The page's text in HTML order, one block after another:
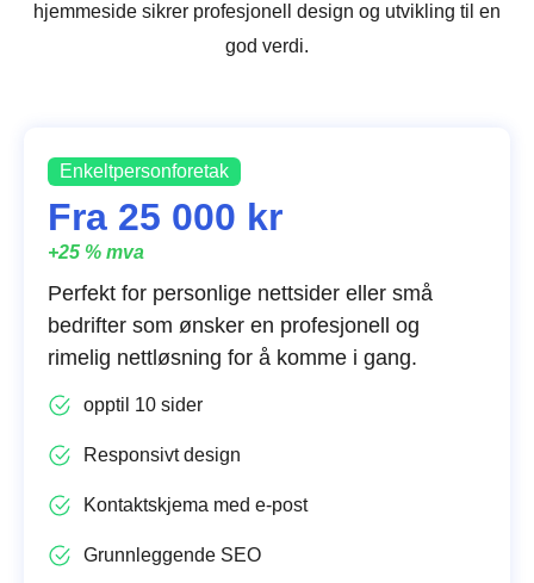
hjemmeside sikrer profesjonell design og utvikling til en
god verdi.
Enkeltpersonforetak
Fra 25 000 kr
+25 % mva
Perfekt for personlige nettsider eller små
bedrifter som ønsker en profesjonell og
rimelig nettløsning for å komme i gang.
opptil 10 sider
Responsivt design
Kontaktskjema med e-post
Grunnleggende SEO